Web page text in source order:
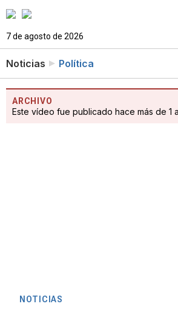
7 de agosto de 2026
Noticias Política
ARCHIVO
Este vídeo fue publicado hace más de 1
NOTICIAS